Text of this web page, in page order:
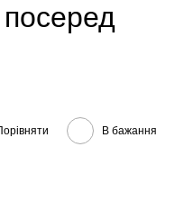
В бажання